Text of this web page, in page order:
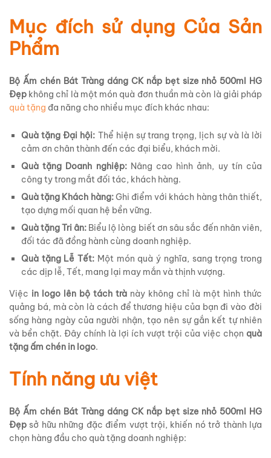
Mục đích sử dụng Của Sản
Phẩm
Bộ Ấm chén Bát Tràng dáng CK nắp bẹt size nhỏ 500ml HG
Đẹp không chỉ là một món quà đơn thuần mà còn là giải pháp
quà tặng đa năng cho nhiều mục đích khác nhau:
Quà tặng Đại hội: Thể hiện sự trang trọng, lịch sự và là lời
cảm ơn chân thành đến các đại biểu, khách mời.
Quà tặng Doanh nghiệp:Nâng cao hình ảnh, uy tín của
công ty trong mắt đối tác, khách hàng.
Quà tặng Khách hàng:Ghi điểm với khách hàng thân thiết,
tạo dựng mối quan hệ bền vững.
Quà tặng Tri ân: Biểu lộ lòng biết ơn sâu sắc đến nhân viên,
đối tác đã đồng hành cùng doanh nghiệp.
Quà tặng Lễ Tết: Một món quà ý nghĩa, sang trọng trong
các dịp lễ, Tết, mang lại may mắn và thịnh vượng.
Việc in logo lên bộ tách trà này không chỉ là một hình thức
quảng bá, mà còn là cách để thương hiệu của bạn đi vào đời
sống hàng ngày của người nhận, tạo nên sự gắn kết tự nhiên
và bền chặt. Đây chính là lợi ích vượt trội của việc chọn quà
tặng ấm chén in logo.
Tính năng ưu việt
Bộ Ấm chén Bát Tràng dáng CK nắp bẹt size nhỏ 500ml HG
Đẹp sở hữu những đặc điểm vượt trội, khiến nó trở thành lựa
chọn hàng đầu cho quà tặng doanh nghiệp: